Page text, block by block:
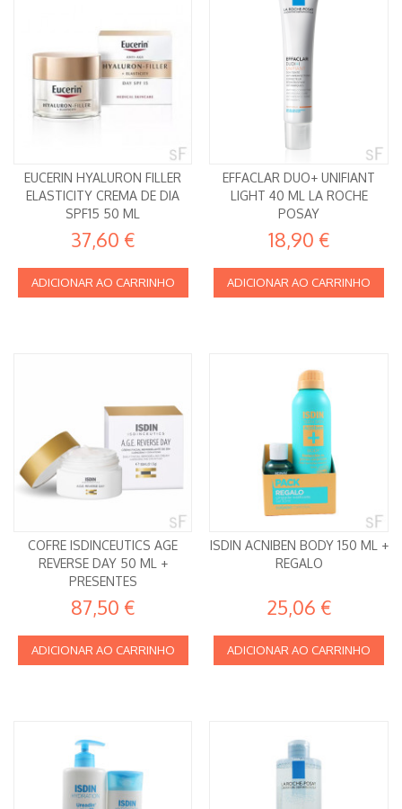
EUCERIN HYALURON FILLER
ELASTICITY CREMA DE DIA
SPF15 50 ML
37,60 €
ADICIONAR AO CARRINHO
EFFACLAR DUO+ UNIFIANT
LIGHT 40 ML LA ROCHE
POSAY
18,90 €
ADICIONAR AO CARRINHO
COFRE ISDINCEUTICS AGE
REVERSE DAY 50 ML +
PRESENTES
87,50 €
ADICIONAR AO CARRINHO
ISDIN ACNIBEN BODY 150 ML +
REGALO
25,06 €
ADICIONAR AO CARRINHO